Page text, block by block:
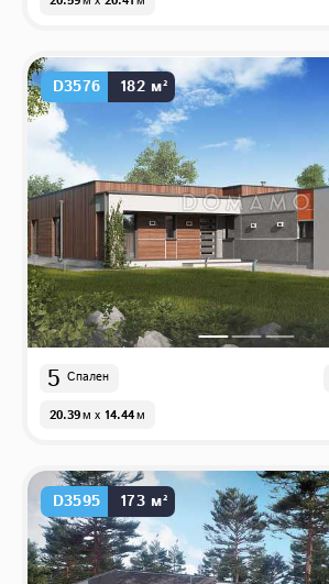
D3576 182 м²
5 Спален
20.39м x 14.44м
D3595 173 м²